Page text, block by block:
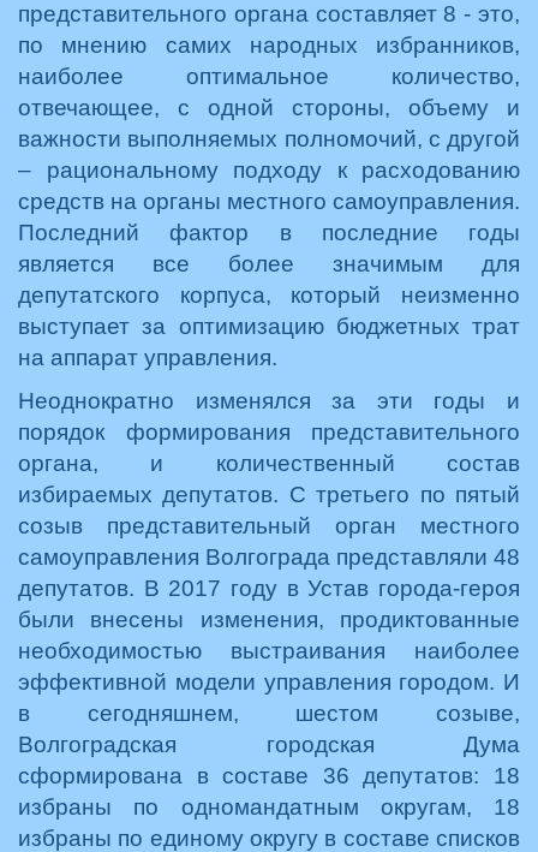
представительного органа составляет 8 - это,
по мнению самих народных избранников,
наиболее оптимальное количество,
отвечающее, с одной стороны, объему и
важности выполняемых полномочий, с другой
– рациональному подходу к расходованию
средств на органы местного самоуправления.
Последний фактор в последние годы
является все более значимым для
депутатского корпуса, который неизменно
выступает за оптимизацию бюджетных трат
на аппарат управления.
Неоднократно изменялся за эти годы и
порядок формирования представительного
органа, и количественный состав
избираемых депутатов. С третьего по пятый
созыв представительный орган местного
самоуправления Волгограда представляли 48
депутатов. В 2017 году в Устав города-героя
были внесены изменения, продиктованные
необходимостью выстраивания наиболее
эффективной модели управления городом. И
в сегодняшнем, шестом созыве,
Волгоградская городская Дума
сформирована в составе 36 депутатов: 18
избраны по одномандатным округам, 18
избраны по единому округу в составе списков